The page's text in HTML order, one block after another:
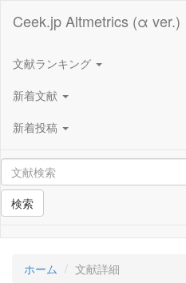
Ceek.jp Altmetrics (α ver.)
文献ランキング
新着文献
新着投稿
検索
ホーム 文献詳細